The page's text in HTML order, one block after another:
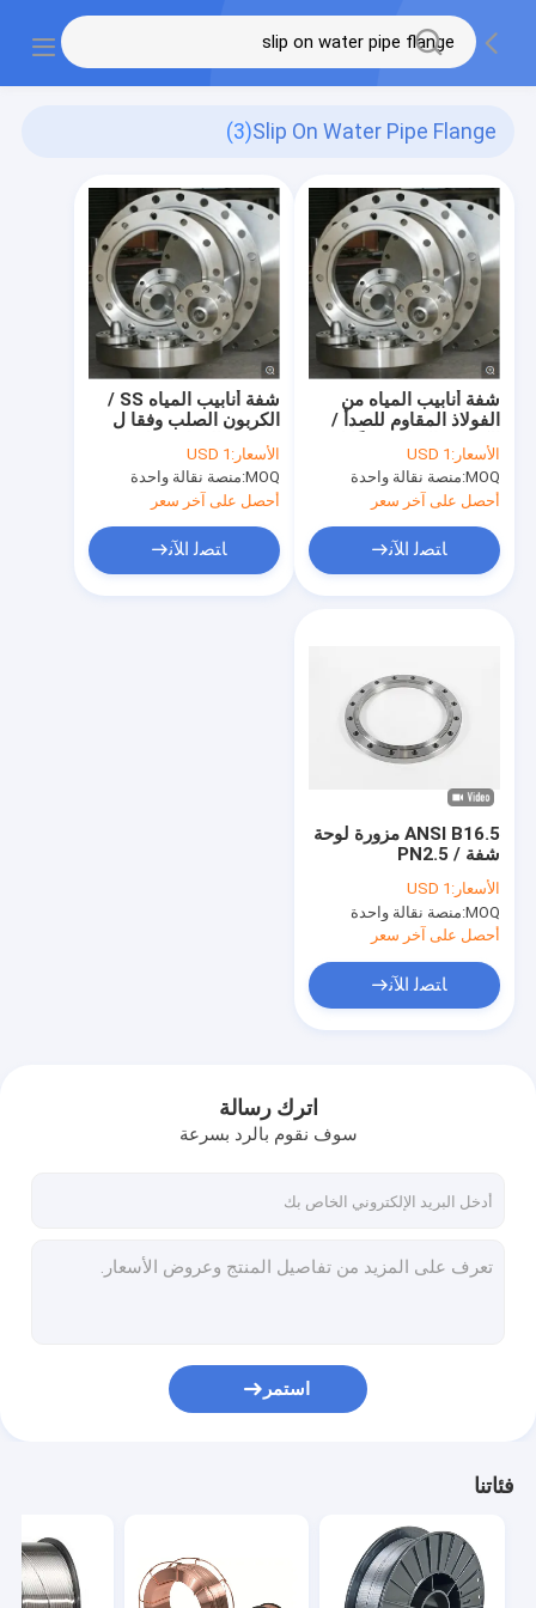
Slip On Water Pipe Flange
(3)
شفة أنابيب المياه SS /
الكربون الصلب وفقا ل
اللحام
الأسعار: USD 1
MOQ: منصة نقالة واحدة
أحصل على آخر سعر
ﺎﺘﺼﻟ ﺍﻶﻧ
شفة أنابيب المياه من
الفولاذ المقاوم للصدأ /
الكربون الصلب وفقًا لـ
ANSI / الانزلاق على /
اللحام
الأسعار: USD 1
MOQ: منصة نقالة واحدة
أحصل على آخر سعر
ﺎﺘﺼﻟ ﺍﻶﻧ
ANSI B16.5 مزورة لوحة
شفة PN2.5 /
6/10/16/25/40
المعالجة الحرارية
الأسعار: USD 1
MOQ: منصة نقالة واحدة
أحصل على آخر سعر
ﺎﺘﺼﻟ ﺍﻶﻧ
اترك رسالة
سوف نقوم بالرد بسرعة
استمر
فئاتنا